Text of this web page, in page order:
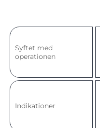
Syftet med
operationen
Indikationer